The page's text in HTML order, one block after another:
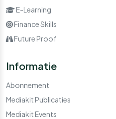
E-Learning
Finance Skills
Future Proof
Informatie
Abonnement
Mediakit Publicaties
Mediakit Events